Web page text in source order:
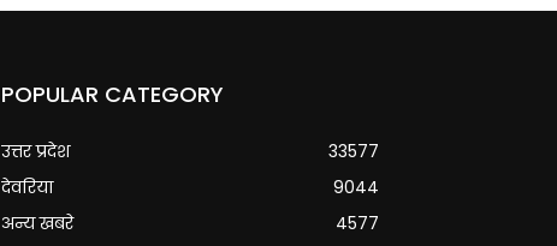
POPULAR CATEGORY
उत्तर प्रदेश
33577
देवरिया
9044
अन्य खबरे
4577